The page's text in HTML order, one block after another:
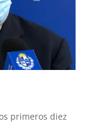
primeros diez